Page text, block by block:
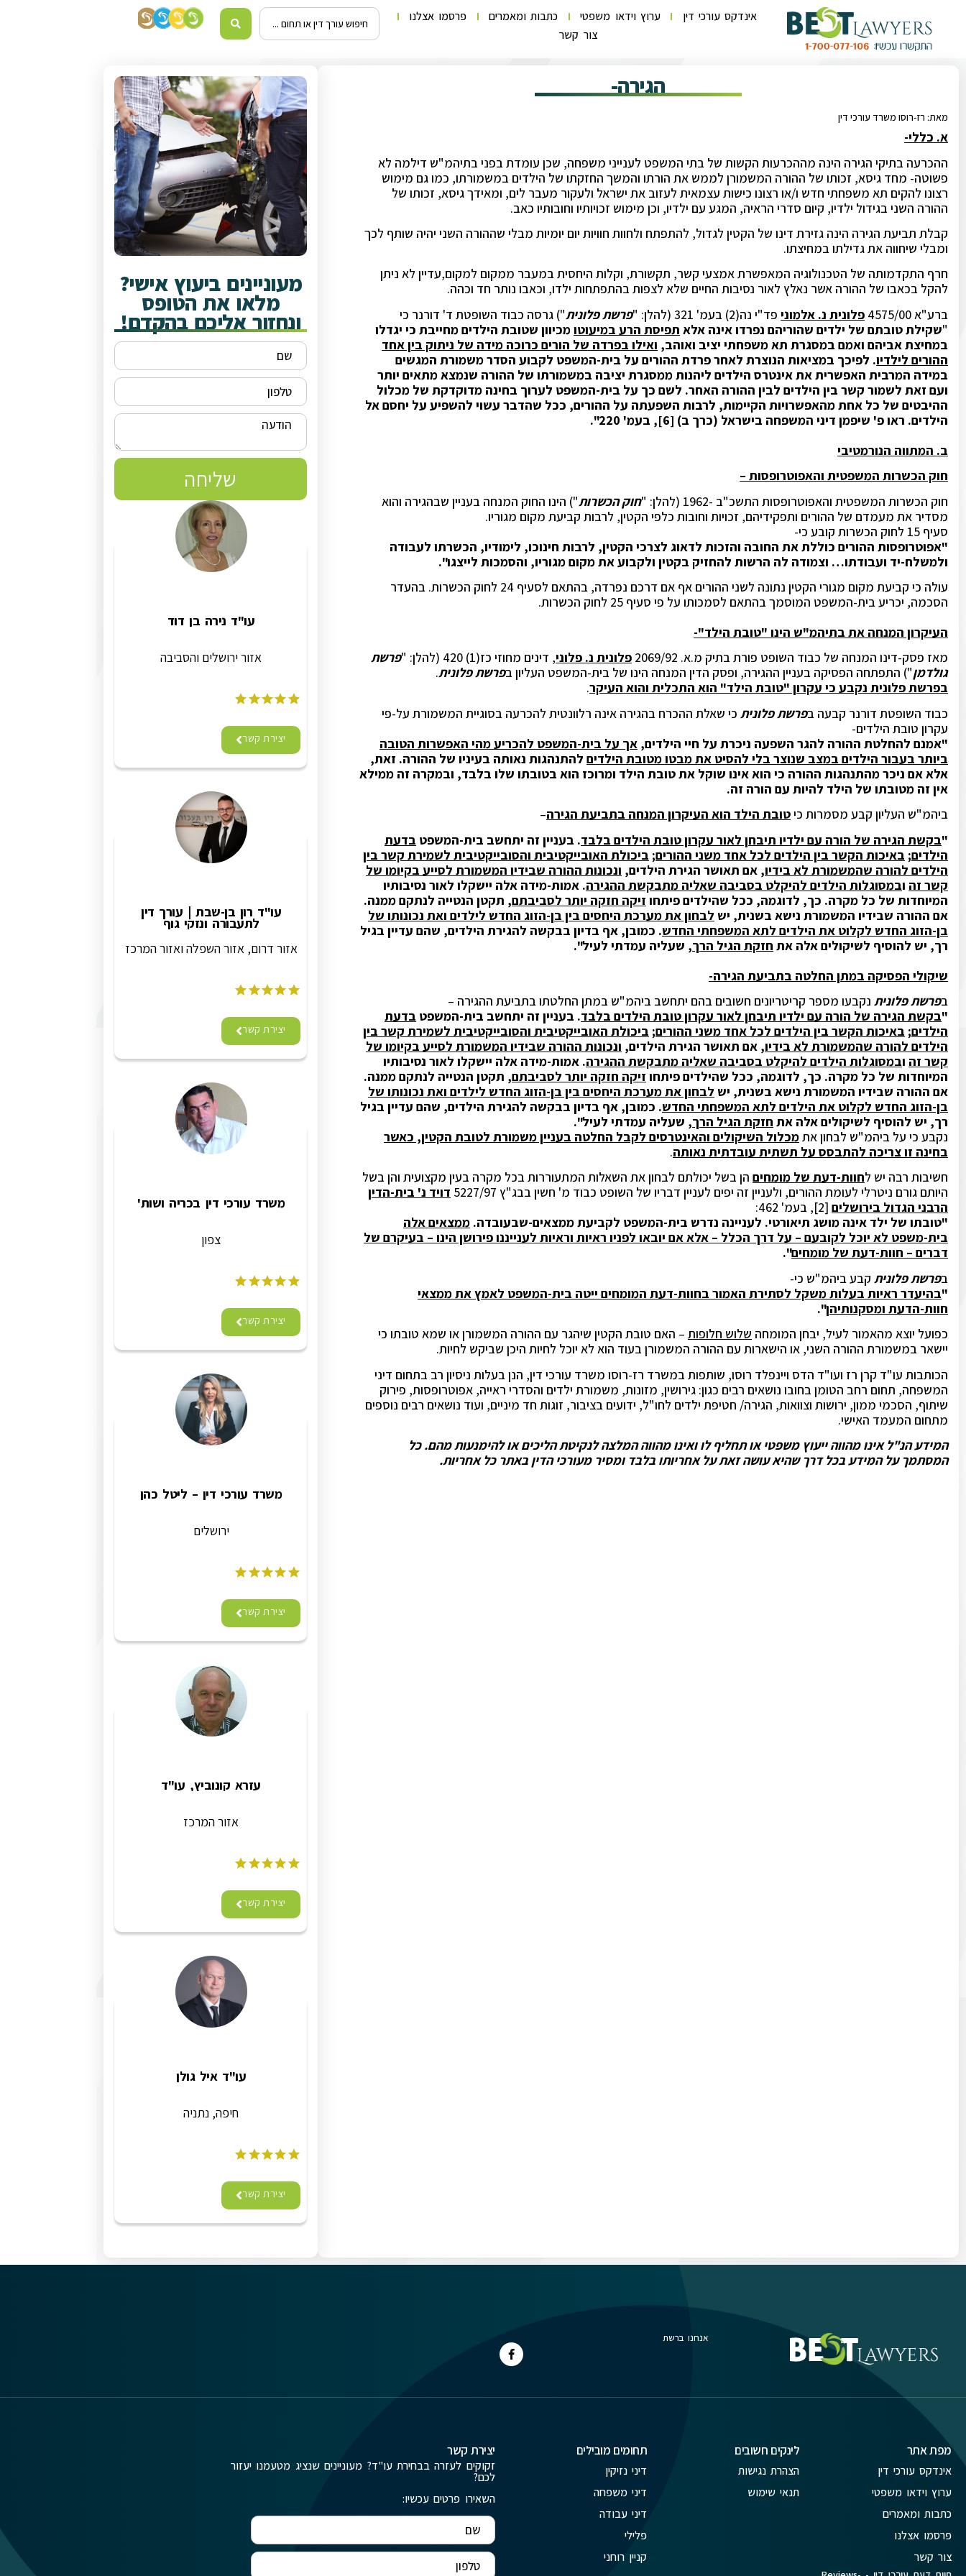
אינדקס עורכי דין ערוץ וידאו משפטי כתבות ומאמרים
פרסמו אצלנו
צור קשר
הגירה-
מאת: רז-רוסו משרד עורכי דין
א. כללי-
ההכרעה בתיקי הגירה הינה מההכרעות הקשות של בתי המשפט לענייני משפחה, שכן עומדת בפני בתיהמ"ש דילמה לא
פשוטה- מחד גיסא, זכותו של ההורה המשמורן לממש את הורתו והמשך החזקתו של הילדים במשמורתו, כמו גם מימוש
רצונו להקים תא משפחתי חדש ו/או רצונו כישות עצמאית לעזוב את ישראל ולעקור מעבר לים, ומאידך גיסא, זכותו של
ההורה השני בגידול ילדיו, קיום סדרי הראיה, המגע עם ילדיו, וכן מימוש זכויותיו וחובותיו כאב.
קבלת תביעת הגירה הינה גזירת דינו של הקטין לגדול, להתפתח ולחוות חוויות יום יומיות מבלי שההורה השני יהיה שותף לכך
ומבלי שיחווה את גדילתו במחיצתו.
חרף התקדמותה של הטכנולוגיה המאפשרת אמצעי קשר, תקשורת, וקלות היחסית במעבר ממקום למקום,עדיין לא ניתן
להקל בכאבו של ההורה אשר נאלץ לאור נסיבות החיים שלא לצפות בהתפתחות ילדו, וכאבו נותר חד וכהה.
ברע"א 4575/00
פלונית נ. אלמוני פד"י נה(2) בעמ' 321 (להלן: " פרשת פלונית") גרסה כבוד השופטת ד' דורנר כי
"שקילת טובתם של ילדים שהוריהם נפרדו אינה אלא תפיסת הרע במיעוטומכיוון שטובת הילדים מחייבת כי יגדלו
במחיצת אביהם ואמם במסגרת תא משפחתי יציב ואוהב, ואילו בפרדה של הורים כרוכה מידה של ניתוק בין אחד
ההורים לילדיו. לפיכך במציאות הנוצרת לאחר פרדת ההורים על בית-המשפט לקבוע הסדר משמורת המגשים
במידה המרבית האפשרית את אינטרס הילדים ליהנות ממסגרת יציבה במשמורתו של ההורה שנמצא מתאים יותר
ועם זאת לשמור קשר בין הילדים לבין ההורה האחר. לשם כך על בית-המשפט לערוך בחינה מדוקדקת של מכלול
ההיבטים של כל אחת מהאפשרויות הקיימות, לרבות השפעתה על ההורים, ככל שהדבר עשוי להשפיע על יחסם אל
הילדים. ראו פ' שיפמן דיני המשפחה בישראל (כרך ב) [6], בעמ' 220".
ב. המתווה הנורמטיבי
חוק הכשרות המשפטית והאפוטרופסות –
חוק הכשרות המשפטית והאפוטרופסות התשכ"ב -1962 (להלן: "
חוק הכשרות") הינו החוק המנחה בעניין שבהגירה והוא
מסדיר את מעמדם של ההורים ותפקידיהם, זכויות וחובות כלפי הקטין, לרבות קביעת מקום מגוריו.
סעיף 15 לחוק הכשרות קובע כי-
"אפוטרופסות ההורים כוללת את החובה והזכות לדאוג לצרכי הקטין, לרבות חינוכו, לימודיו, הכשרתו לעבודה
ולמשלח-יד ועבודתו… וצמודה לה הרשות להחזיק בקטין ולקבוע את מקום מגוריו, והסמכות לייצגו".
עולה כי קביעת מקום מגורי הקטין נתונה לשני ההורים אף אם דרכם נפרדה, בהתאם לסעיף 24 לחוק הכשרות. בהעדר
הסכמה, יכריע בית-המשפט המוסמך בהתאם לסמכותו על פי סעיף 25 לחוק הכשרות.
העיקרון המנחה את בתיהמ"ש הינו "טובת הילד"-
מאז פסק-דינו המנחה של כבוד השופט פורת בתיק מ.א. 2069/92
פלונית נ. פלוני, דינים מחוזי כז(1) 420 (להלן: "
פרשת
גולדמן") התפתחה הפסיקה בעניין ההגירה, ופסק הדין המנחה הינו של בית-המשפט העליון בפרשת פלונית.
בפרשת פלונית נקבע כי עקרון "טובת הילד" הוא התכלית והוא העיקר.
כבוד השופטת דורנר קבעה בפרשת פלונית כי שאלת ההכרח בהגירה אינה רלוונטית להכרעה בסוגיית המשמורת על-פי
עקרון טובת הילדים-
"אמנם להחלטת ההורה להגר השפעה ניכרת על חיי הילדים, אך על בית-המשפט להכריע מהי האפשרות הטובה
ביותר בעבור הילדים במצב שנוצר בלי להסיט את מבטו מטובת הילדים להתנהגות נאותה בעיניו של ההורה. זאת,
אלא אם ניכר מהתנהגות ההורה כי הוא אינו שוקל את טובת הילד ומרוכז הוא בטובתו שלו בלבד, ובמקרה זה ממילא
אין זה מטובתו של הילד להיות עם הורה זה.
ביהמ"ש העליון קבע מסמרות כיטובת הילד הוא העיקרון המנחה בתביעת הגירה–
"בקשת הגירה של הורה עם ילדיו תיבחן לאור עקרון טובת הילדים בלבד. בעניין זה יתחשב בית-המשפט בדעת
הילדים; באיכות הקשר בין הילדים לכל אחד משני ההורים; ביכולת האובייקטיבית והסובייקטיבית לשמירת קשר בין
הילדים להורה שהמשמורת לא בידיו, אם תאושר הגירת הילדים, ונכונות ההורה שבידיו המשמורת לסייע בקיומו של
קשר זה ובמסוגלות הילדים להיקלט בסביבה שאליה מתבקשת ההגירה. אמות-מידה אלה יישקלו לאור נסיבותיו
המיוחדות של כל מקרה. כך, לדוגמה, ככל שהילדים פיתחו זיקה חזקה יותר לסביבתם, תקטן הנטייה לנתקם ממנה.
אם ההורה שבידיו המשמורת נישא בשנית, יש לבחון את מערכת היחסים בין בן-הזוג החדש לילדים ואת נכונותו של
בן-הזוג החדש לקלוט את הילדים לתא המשפחתי החדש. כמובן, אף בדיון בבקשה להגירת הילדים, שהם עדיין בגיל
רך, יש להוסיף לשיקולים אלה את חזקת הגיל הרך, שעליה עמדתי לעיל".
שיקולי הפסיקה במתן החלטה בתביעת הגירה-
בפרשת פלונית נקבעו מספר קריטריונים חשובים בהם יתחשב ביהמ"ש במתן החלטתו בתביעת ההגירה –
"בקשת הגירה של הורה עם ילדיו תיבחן לאור עקרון טובת הילדים בלבד. בעניין זה יתחשב בית-המשפט בדעת
הילדים; באיכות הקשר בין הילדים לכל אחד משני ההורים; ביכולת האובייקטיבית והסובייקטיבית לשמירת קשר בין
הילדים להורה שהמשמורת לא בידיו, אם תאושר הגירת הילדים, ונכונות ההורה שבידיו המשמורת לסייע בקיומו של
קשר זה ובמסוגלות הילדים להיקלט בסביבה שאליה מתבקשת ההגירה. אמות-מידה אלה יישקלו לאור נסיבותיו
המיוחדות של כל מקרה. כך, לדוגמה, ככל שהילדים פיתחו זיקה חזקה יותר לסביבתם, תקטן הנטייה לנתקם ממנה.
אם ההורה שבידיו המשמורת נישא בשנית, יש לבחון את מערכת היחסים בין בן-הזוג החדש לילדים ואת נכונותו של
בן-הזוג החדש לקלוט את הילדים לתא המשפחתי החדש. כמובן, אף בדיון בבקשה להגירת הילדים, שהם עדיין בגיל
רך, יש להוסיף לשיקולים אלה את חזקת הגיל הרך, שעליה עמדתי לעיל".
נקבע כי על ביהמ"ש לבחון אתמכלול השיקולים והאינטרסים לקבל החלטה בעניין משמורת לטובת הקטין, כאשר
בחינה זו צריכה להתבסס על תשתית עובדתית נאותה.
חשיבות רבה יש לחוות-דעת של מומחים הן בשל יכולתם לבחון את השאלות המתעוררות בכל מקרה בעין מקצועית והן בשל
היותם גורם ניטרלי לעומת ההורים, ולעניין זה יפים לעניין דבריו של השופט כבוד מ' חשין בבג"ץ 5227/97
דויד נ' בית-הדין
הרבני הגדול בירושלים [2], בעמ' 462:
"טובתו של ילד אינה מושג תיאורטי. לעניינה נדרש בית-המשפט לקביעת ממצאים-שבעובדה. ממצאים אלה
בית-משפט לא יוכל לקובעם – על דרך הכלל – אלא אם יובאו לפניו ראיות וראיות לענייננו פירושן הינו – בעיקרם של
דברים – חוות-דעת של מומחים".
בפרשת פלונית קבע ביהמ"ש כי-
"בהיעדר ראיות בעלות משקל לסתירת האמור בחוות-דעת המומחים ייטה בית-המשפט לאמץ את ממצאי
חוות-הדעת ומסקנותיהן".
כפועל יוצא מהאמור לעיל, יבחן המומחה שלוש חלופות – האם טובת הקטין שיהגר עם ההורה המשמורן או שמא טובתו כי
יישאר במשמורת ההורה השני, או הישארות עם ההורה המשמורן בעוד הוא לא יוכל לחיות היכן שביקש לחיות.
הכותבות עו"ד קרן רז ועו"ד הדס ויינפלד רוסו, שותפות במשרד רז-רוסו משרד עורכי דין, הנן בעלות ניסיון רב בתחום דיני
המשפחה, תחום רחב הטומן בחובו נושאים רבים כגון: גירושין, מזונות, משמורת ילדים והסדרי ראייה, אפוטרופסות, פירוק
שיתוף, הסכמי ממון, ירושות וצוואות, הגירה/ חטיפת ילדים לחו"ל, ידועים בציבור, זוגות חד מיניים, ועוד נושאים רבים נוספים
מתחום המעמד האישי.
המידע הנ"ל אינו מהווה ייעוץ משפטי או תחליף לו ואינו מהווה המלצה לנקיטת הליכים או להימנעות מהם. כל
המסתמך על המידע בכל דרך שהיא עושה זאת על אחריותו בלבד ומסיר מעורכי הדין באתר כל אחריות.
מעוניינים ביעוץ אישי?
מלאו את הטופס
ונחזור אליכם בהקדם!
שליחה
עו"ד נירה בן דוד
אזור ירושלים והסביבה
יצירת קשר
עו"ד רון בן-שבת | עורך דין
לתעבורה ונזקי גוף
אזור דרום, אזור השפלה ואזור המרכז
יצירת קשר
משרד עורכי דין בכריה ושות'
צפון
יצירת קשר
משרד עורכי דין – ליטל כהן
ירושלים
יצירת קשר
עזרא קונוביץ, עו"ד
אזור המרכז
יצירת קשר
עו"ד איל גולן
חיפה, נתניה
יצירת קשר
אנחנו ברשת
מפת אתר
אינדקס עורכי דין
ערוץ וידאו משפטי
כתבות ומאמרים
פרסמו אצלנו
צור קשר
לינקים חשובים
הצהרת נגישות
תנאי שימוש
תחומים מובילים
דיני נזיקין
דיני משפחה
דיני עבודה
פלילי
קניין רוחני
יצירת קשר
זקוקים לעזרה בבחירת עו"ד? מעוניינים שנציג מטעמנו יעזור
לכם?
השאירו פרטים עכשיו: